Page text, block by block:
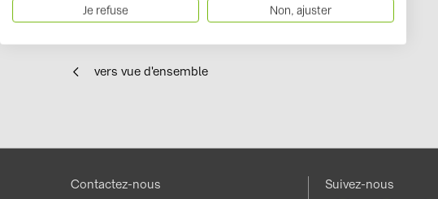
vers vue d'ensemble
Contactez-nous Suivez-nous
Je refuse Non, ajuster